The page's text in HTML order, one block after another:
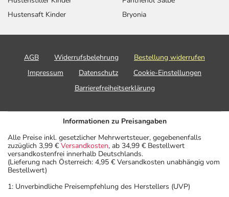
Hustensaft Kinder
Bryonia
AGB Widerrufsbelehrung
Bestellung widerrufen
Impressum
Datenschutz
Cookie-Einstellungen
Barrierefreiheitserklärung
Informationen zu Preisangaben
Alle Preise inkl. gesetzlicher Mehrwertsteuer, gegebenenfalls
zuzüglich 3,99 € Versandkosten, ab 34,99 € Bestellwert
versandkostenfrei innerhalb Deutschlands.
(Lieferung nach Österreich: 4,95 € Versandkosten unabhängig vom
Bestellwert)
1: Unverbindliche Preisempfehlung des Herstellers (UVP)